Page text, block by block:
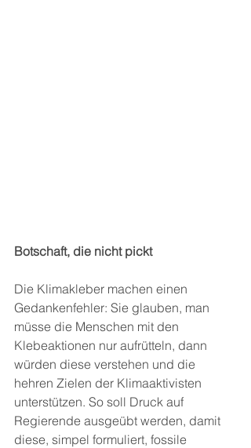
Botschaft, die nicht pickt
Die Klimakleber machen einen
Gedankenfehler: Sie glauben, man
müsse die Menschen mit den
Klebeaktionen nur aufrütteln, dann
würden diese verstehen und die
hehren Zielen der Klimaaktivisten
unterstützen. So soll Druck auf
Regierende ausgeübt werden, damit
diese, simpel formuliert, fossile